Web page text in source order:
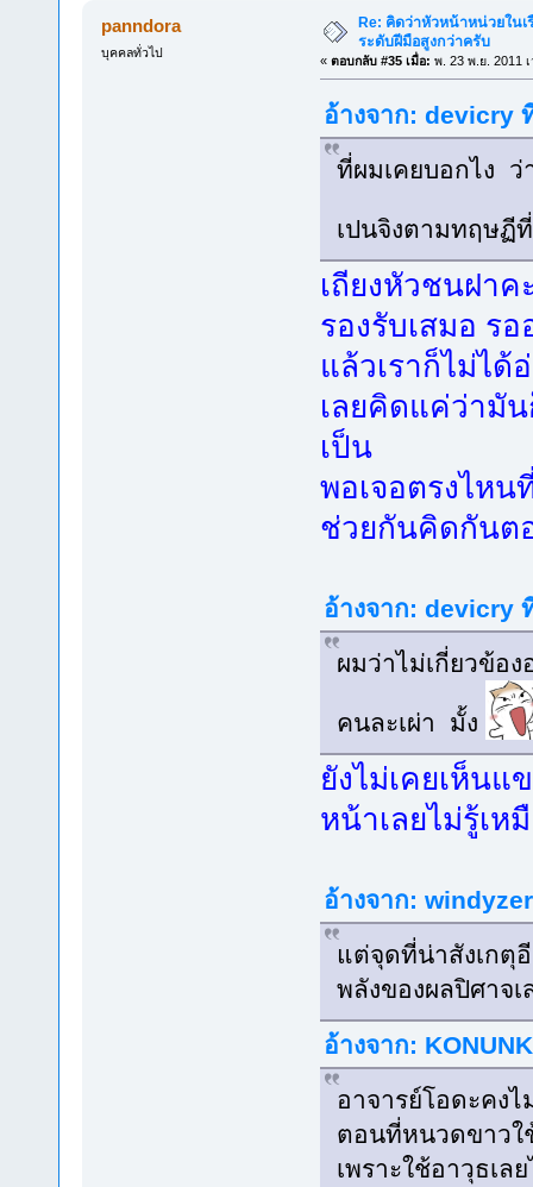
panndora
บุคคลทั่วไป
Re: คิดว่าหัวหน้าหน่วยใน
ระดับฝีมือสูงกว่าครับ
« ตอบกลับ #35 เมื่อ: พ. 23 พ.ย. 2011
อ้างจาก: devicry
ที่ผมเคยบอกไง
เปนจิงตามทฤษฏี
เถียงหัวชนฝาค
รองรับเสมอ ร
แล้วเราก็ไม่ได้
เลยคิดแค่ว่ามั
เป็น
พอเจอตรงไห
ช่วยกันคิดกันต
อ้างจาก: devicry
ผมว่าไม่เกี่ยวข้อ
คนละเผ่า มั้ง
ยังไม่เคยเห็น
หน้าเลยไม่รู้เห
อ้างจาก:
แต่จุดที่น่าสังเกตุ
พลังของผลปิศาจเ
อ้างจาก:
อาจารย์โอดะคง
ตอนที่หนวดขาวใ
เพราะใช้อาวุธเล